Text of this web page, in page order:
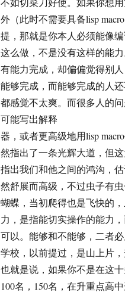
外（此时不需要具备lisp
提，那就是你本人必须能像
这么做，不是没有这样的能
有能力完成，却偏偏觉得别人
能够完成，而能够完成的人
都感觉不太爽。而很多人的
可能写出解释
器，或者更高级地用lisp
然指出了一条光辉大道，但
指出我们和他之间的鸿沟，
然舒展而高级，不过虫子有
蝴蝶，当初爬得也是飞快的
力，是指能切实操作的能力
可以。能够和不能够，二者
学校，以前提过，是山上片
也就是说，如果你不是在这
100名，150名，在升重点高